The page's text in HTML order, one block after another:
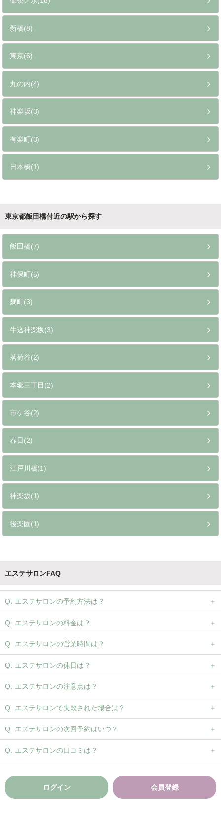
新橋(8)
東京(6)
丸の内(4)
神楽坂(3)
有楽町(3)
日本橋(1)
東京都飯田橋付近の駅から探す
飯田橋(7)
神保町(5)
麹町(3)
牛込神楽坂(3)
茗荷谷(2)
本郷三丁目(2)
市ケ谷(2)
春日(2)
江戸川橋(1)
神楽坂(1)
後楽園(1)
エステサロンFAQ
エステサロンの予約方法は？
エステサロンの料金は？
エステサロンの営業時間は？
エステサロンの休日は？
エステサロンの注意点は？
エステサロンで失敗された場合は？
エステサロンの次回予約はいつ？
エステサロンの口コミは？
ログイン 会員登録